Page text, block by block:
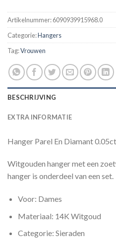
Artikelnummer:6090939915968.0
Categorie:Hangers
Tag:Vrouwen
BESCHRIJVING
EXTRA INFORMATIE
Hanger Parel En Diamant
Witgouden hanger met een
hanger is onderdeel van een set.
Voor: Dames
Materiaal: 14K Witgoud
Categorie: Sieraden